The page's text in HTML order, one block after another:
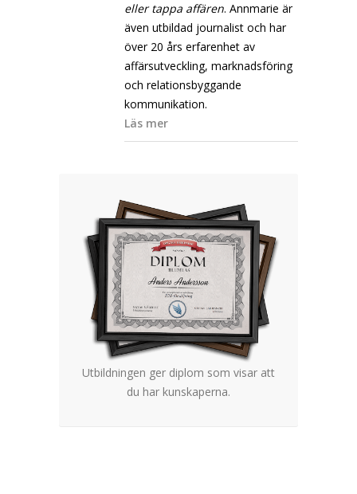
eller tappa affären. Annmarie är
även utbildad journalist och har
över 20 års erfarenhet av
affärsutveckling, marknadsföring
och relationsbyggande
kommunikation.
Läs mer
Utbildningen ger diplom som visar att
du har kunskaperna.